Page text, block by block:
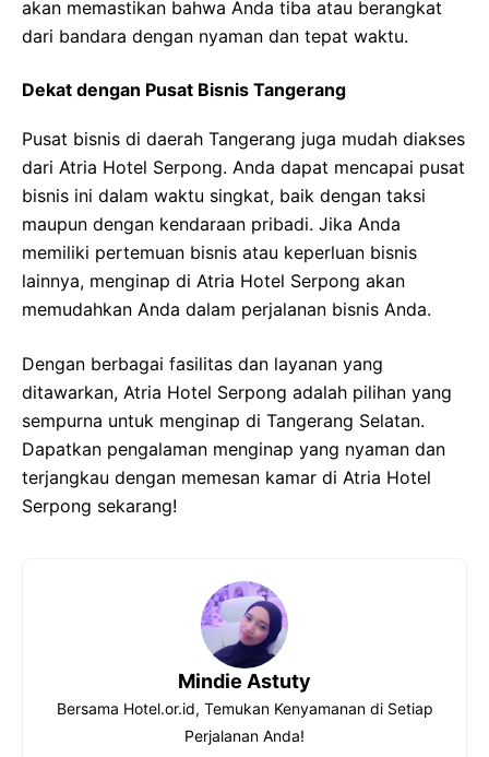
akan memastikan bahwa Anda tiba atau berangkat
dari bandara dengan nyaman dan tepat waktu.
Dekat dengan Pusat Bisnis Tangerang
Pusat bisnis di daerah Tangerang juga mudah diakses
dari Atria Hotel Serpong. Anda dapat mencapai pusat
bisnis ini dalam waktu singkat, baik dengan taksi
maupun dengan kendaraan pribadi. Jika Anda
memiliki pertemuan bisnis atau keperluan bisnis
lainnya, menginap di Atria Hotel Serpong akan
memudahkan Anda dalam perjalanan bisnis Anda.
Dengan berbagai fasilitas dan layanan yang
ditawarkan, Atria Hotel Serpong adalah pilihan yang
sempurna untuk menginap di Tangerang Selatan.
Dapatkan pengalaman menginap yang nyaman dan
terjangkau dengan memesan kamar di Atria Hotel
Serpong sekarang!
Mindie Astuty
Bersama Hotel.or.id, Temukan Kenyamanan di Setiap
Perjalanan Anda!